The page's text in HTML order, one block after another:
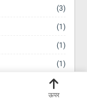
(3)
(1)
(1)
(1)
(8)
ऊपर